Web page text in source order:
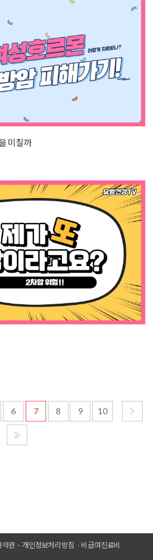
미칠까
6 7 8 9 10
약관 개인정보처리방침 비급여진료비